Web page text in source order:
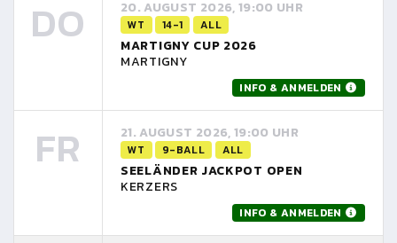
DO 20. AUGUST 2026, 19:00 UHR
WT 14-1 ALL
MARTIGNY CUP 2026
MARTIGNY
INFO & ANMELDEN
FR 21. AUGUST 2026, 19:00 UHR
WT 9-BALL ALL
SEELÄNDER JACKPOT OPEN
KERZERS
INFO & ANMELDEN